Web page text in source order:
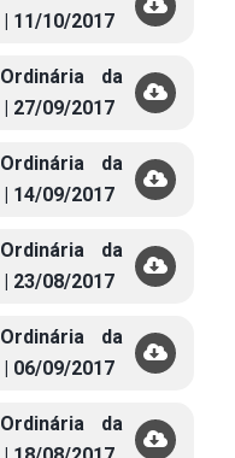
11/10/2017
da
27/09/2017
da
14/09/2017
da
23/08/2017
da
06/09/2017
da